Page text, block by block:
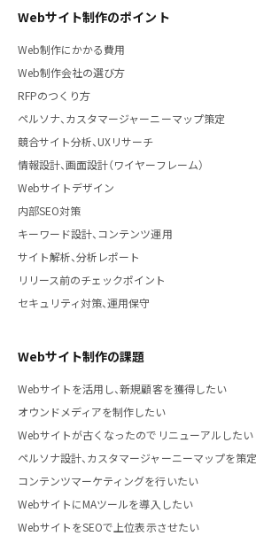
Webサイト制作のポイント
Web制作にかかる費用
Web制作会社の選び方
RFPのつくり方
ペルソナ、カスタマージャーニーマップ策定
競合サイト分析、UXリサーチ
情報設計、画面設計（ワイヤーフレーム）
Webサイトデザイン
内部SEO対策
キーワード設計、コンテンツ運用
サイト解析、分析レポート
リリース前のチェックポイント
セキュリティ対策、運用保守
Webサイト制作の課題
Webサイトを活用し、新規顧客を獲得したい
オウンドメディアを制作したい
Webサイトが古くなったのでリニューアルしたい
ペルソナ設計、カスタマージャーニーマップを策
コンテンツマーケティングを行いたい
WebサイトにMAツールを導入したい
WebサイトをSEOで上位表示させたい